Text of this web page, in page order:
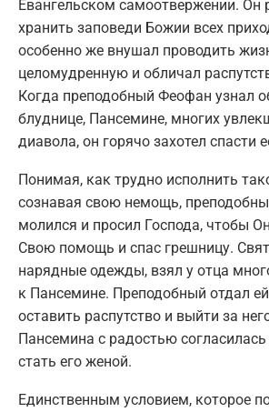
Евангельском самоотвержении. Он
хранить заповеди Божии всех
особенно же внушал проводить
целомудренную и обличал
Когда преподобный Феофан узнал
блуднице, Пансемине, многих
диавола, он горячо захотел спасти
Понимая, как трудно исполнить
сознавая свою немощь,
молился и просил Господа, чтобы
Свою помощь и спас грешницу.
нарядные одежды, взял у отца
к Пансемине. Преподобный отдал
оставить распутство и выйти за
Пансемина с радостью
стать его женой.
Единственным условием, которое